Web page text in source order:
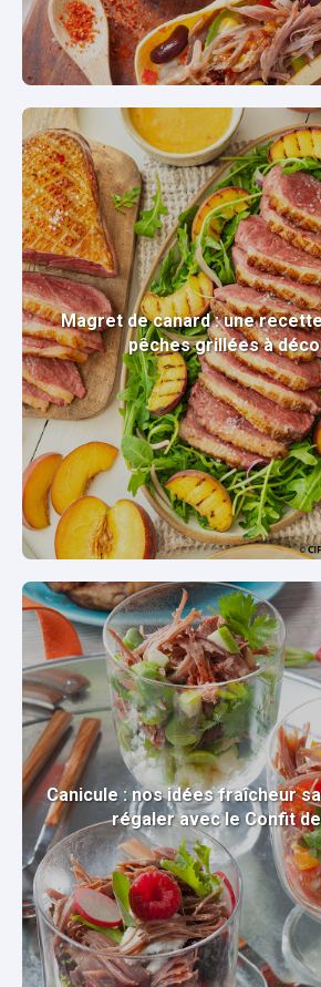
Magret de canard : une
pêches grillées à
Canicule : nos idées fraîcheur
régaler avec le Confit